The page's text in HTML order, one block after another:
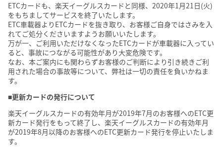
ETCカードも、楽天イーグルスカードと同様、2020年1月21日(火)
をもちましてサービスを終了いたします。
ETC車載器よりETCカードを抜き取り、お客様ご自身ではさみを入
れてご処分くださいますようお願いいたします。
万が一、ご利用いただけなくなったETCカードが車載器に入ってい
ると、事故につながる可能性があり大変危険です。
なお、本ご案内にも関わらずお客様のご判断により引き続きご利
用された場合の事故等について、弊社は一切の責任を負いかねま
す。
■更新カードの発行について
楽天イーグルスカードの有効年月が2019年7月のお客様へのETC更
新カード発行をもって終了し、楽天イーグルスカードの有効年月
が2019年8月以降のお客様へのETC更新カード発行を停止いたしま
す。